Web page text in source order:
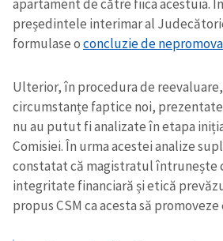
apartament de către fiica acestuia.
președintele interimar al
formulase oconcluzie de
Ulterior, în procedura de
circumstanțe faptice noi, prezentate
nu au putut fi analizate în etapa
Comisiei. În urma acestei analize
constatat că magistratul întrunește
integritate financiară și etică
propus CSM ca acesta să promoveze